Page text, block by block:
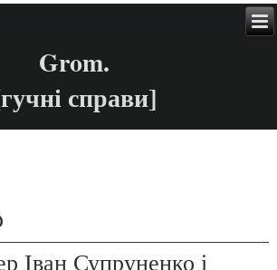
Grom.
справи]
Іван Супруненко і